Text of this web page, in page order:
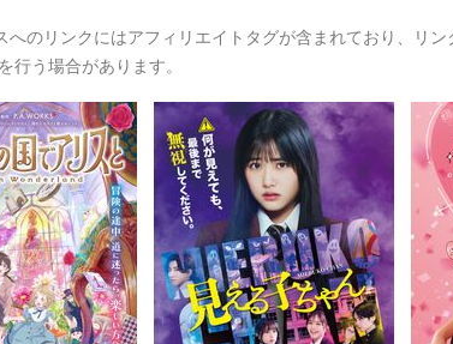
へのリンクにはアフィリエイトタグが含まれており、リ
行う場合があります。